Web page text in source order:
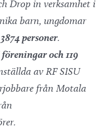
Drop in verksamhet i
barn, ungdomar
3874 personer.
föreningar och 119
av RF SISU
från Motala